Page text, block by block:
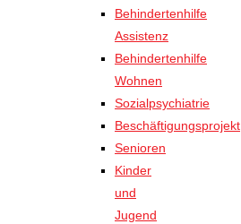
Behindertenhilfe
Assistenz
Behindertenhilfe
Wohnen
Sozialpsychiatrie
Beschäftigungsprojekt
Senioren
Kinder
und
Jugend